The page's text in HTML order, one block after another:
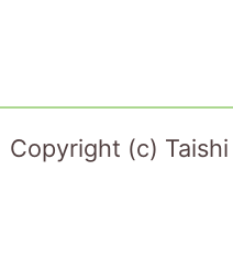
Copyright (c)